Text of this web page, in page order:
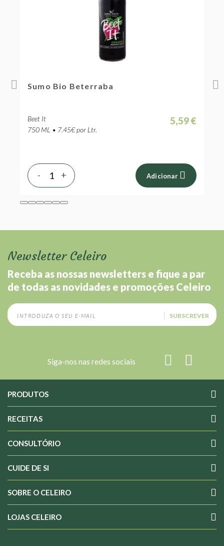
Sumo Bio Beterraba
Beet It
750 ML • 7.45€ por Ltr.
5,59 €
+
- Adicionar
Newsletter Celeiro
Receba as nossas newsletters e fique a par
de todas as novidades e promoções Celeiro
SUBSCREVER
Siga-nos nas redes sociais
PRODUTOS
RECEITAS
CONSULTÓRIO
CUIDE DE SI
SOBRE O CELEIRO
LOJAS CELEIRO